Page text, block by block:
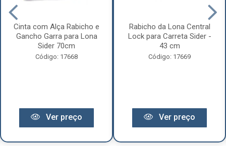
Cinta com Alça Rabicho e
Gancho Garra para Lona
Sider 70cm
Código: 17668
Ver preço
Rabicho da Lona Central
Lock para Carreta Sider -
43 cm
Código: 17669
Ver preço